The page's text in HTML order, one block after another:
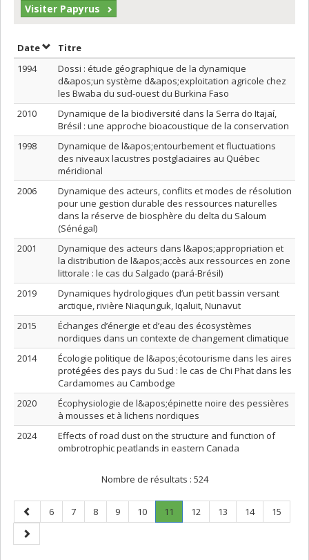
Visiter Papyrus
DateTrier par date en ordre croissant
Titre
1994
Dossi : étude géographique de la dynamique
d&apos;un système d&apos;exploitation agricole chez
les Bwaba du sud-ouest du Burkina Faso
2010
Dynamique de la biodiversité dans la Serra do Itajaí,
Brésil : une approche bioacoustique de la conservation
1998
Dynamique de l&apos;entourbement et fluctuations
des niveaux lacustres postglaciaires au Québec
méridional
2006
Dynamique des acteurs, conflits et modes de résolution
pour une gestion durable des ressources naturelles
dans la réserve de biosphère du delta du Saloum
(Sénégal)
2001
Dynamique des acteurs dans l&apos;appropriation et
la distribution de l&apos;accès aux ressources en zone
littorale : le cas du Salgado (pará-Brésil)
2019
Dynamiques hydrologiques d’un petit bassin versant
arctique, rivière Niaqunguk, Iqaluit, Nunavut
2015
Échanges d’énergie et d’eau des écosystèmes
nordiques dans un contexte de changement climatique
2014
Écologie politique de l&apos;écotourisme dans les aires
protégées des pays du Sud : le cas de Chi Phat dans les
Cardamomes au Cambodge
2020
Écophysiologie de l&apos;épinette noire des pessières
à mousses et à lichens nordiques
2024
Effects of road dust on the structure and function of
ombrotrophic peatlands in eastern Canada
Nombre de résultats : 524
Page
précédente
Page
6 Page
7 Page
8 Page
9 Page
10 Page
11
Page
Page
12 Page
13 Page
14 Page
15
Page
suivante